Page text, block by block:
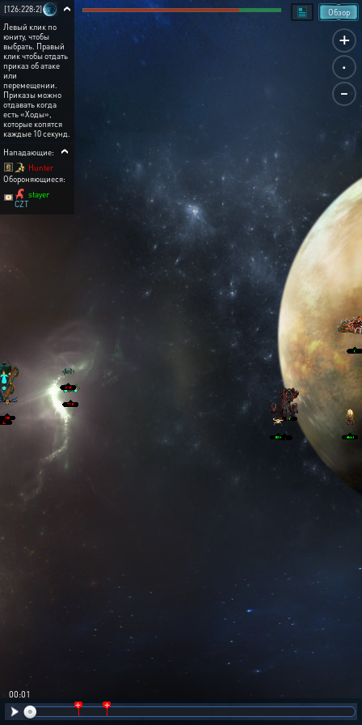
+
.
-
Обзор
[126:228:2]
Левый клик по
юниту, чтобы
выбрать. Правый
клик чтобы отдать
приказ об атаке
или
перемещении.
Приказы можно
отдавать когда
есть «Ходы»,
которые копятся
каждые 10 секунд.
Нападающие:
Hunter
Обороняющиеся:
stayer
CZT
00:02